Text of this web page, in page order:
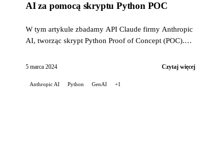
AI za pomocą skryptu Python POC
W tym artykule zbadamy API Claude firmy Anthropic
AI, tworząc skrypt Python Proof of Concept (POC).
5 marca 2024 Czytaj więcej
Anthropic AI Python GenAI +1